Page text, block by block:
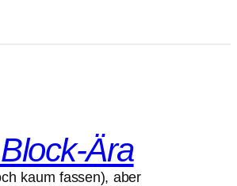
Ära
kaum fassen), aber